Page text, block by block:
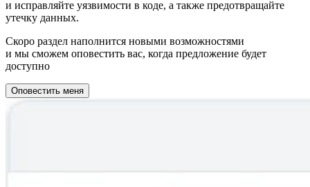
и исправляйте уязвимости в коде, а также предотвращайте
утечку данных.
Скоро раздел наполнится новыми возможностями
и мы сможем оповестить вас, когда предложение будет
доступно
Оповестить меня